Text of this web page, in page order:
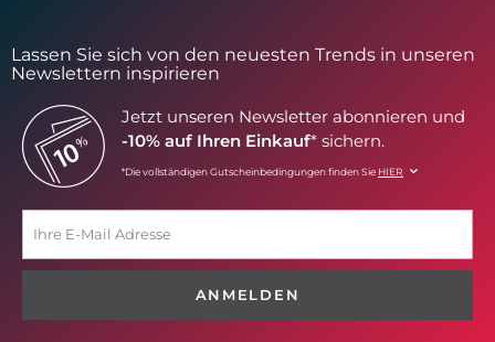
Lassen Sie sich von den neuesten Trends in unseren
Newslettern inspirieren
Jetzt unseren Newsletter abonnieren und
-10% auf Ihren Einkauf* sichern.
*Die vollständigen Gutscheinbedingungen finden Sie HIER
ANMELDEN